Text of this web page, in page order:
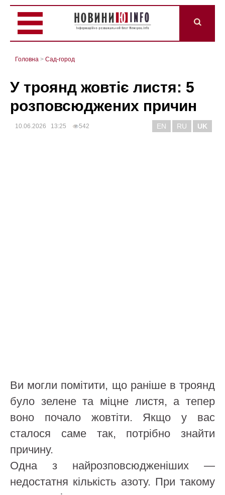
Головна > Сад-город
У троянд жовтіє листя: 5
розповсюджених причин
10.06.2026 13:25 542 EN RU UK
Ви могли помітити, що раніше в троянд
було зелене та міцне листя, а тепер
воно почало жовтіти. Якщо у вас
сталося саме так, потрібно знайти
причину.
Одна з найрозповсюдженіших —
недостатня кількість азоту. При такому